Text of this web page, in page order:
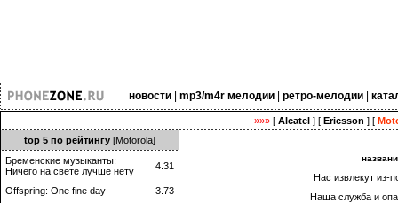
новости| mp3/m4r мелодии| ретро-мелодии|
»»»[ Alcatel] [ Ericsson ] [
top 5 по рейтингу [Motorola]
Бременские музыканты:
Ничего на свете лучше нету
4.31
Offspring: One fine day
3.73
Нас извлекут из-
Наша служба и